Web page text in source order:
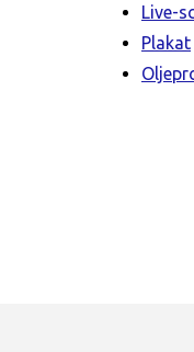
Live-
Plakat